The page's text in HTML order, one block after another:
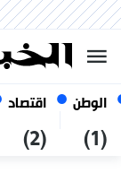
الوطن
(1)
اقتصاد
(2)
07 أغسطس 2026